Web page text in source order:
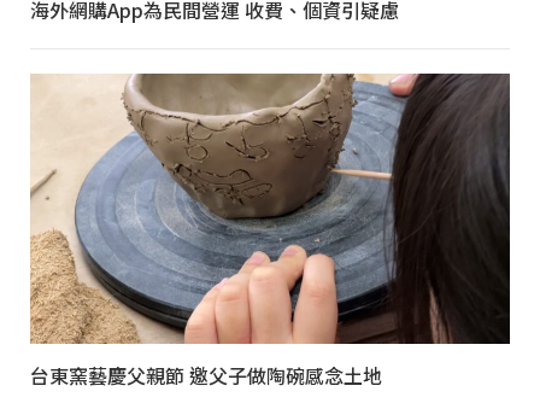
海外網購App為民間營運 收費、個資引疑慮
台東窯藝慶父親節 邀父子做陶碗感念土地